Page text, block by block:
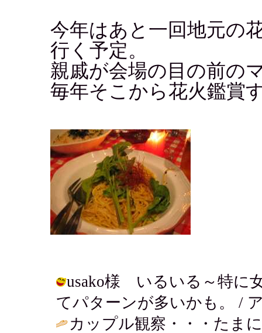
今年はあと一回地元の
行く予定。
親戚が会場の目の前の
毎年そこから花火鑑賞
usako様 いるいる～特に
てパターンが多いかも。 /
カップル観察・・・たま